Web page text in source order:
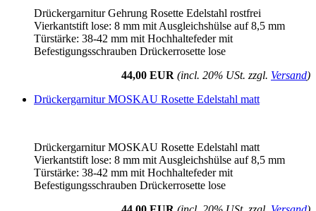
Drückergarnitur Gehrung Rosette Edelstahl rostfrei
Vierkantstift lose: 8 mm mit Ausgleichshülse auf 8,5 mm
Türstärke: 38-42 mm mit Hochhaltefeder mit
Befestigungsschrauben Drückerrosette lose
44,00 EUR (incl. 20% USt. zzgl. Versand)
Drückergarnitur MOSKAU Rosette Edelstahl matt
Drückergarnitur MOSKAU Rosette Edelstahl matt
Vierkantstift lose: 8 mm mit Ausgleichshülse auf 8,5 mm
Türstärke: 38-42 mm mit Hochhaltefeder mit
Befestigungsschrauben Drückerrosette lose